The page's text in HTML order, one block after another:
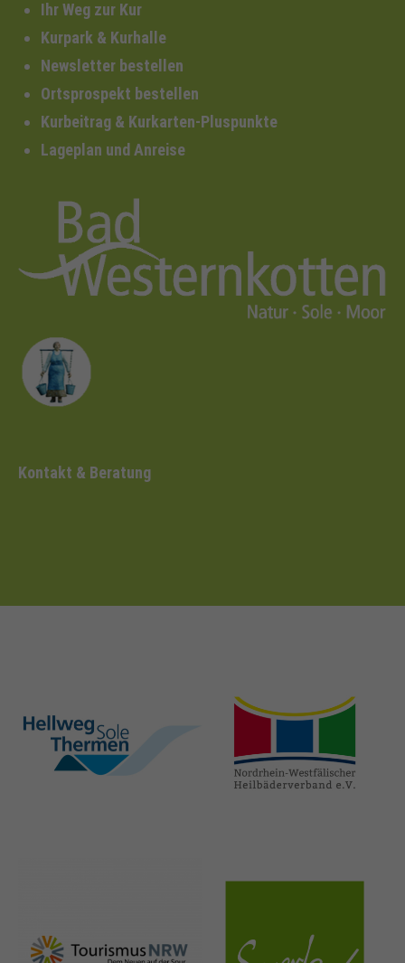
Ihr Weg zur Kur
Kurpark & Kurhalle
Newsletter bestellen
Ortsprospekt bestellen
Kurbeitrag & Kurkarten-Pluspunkte
Lageplan und Anreise
Kontakt & Beratung
hellweg-sole-
thermen.de
heilbaeder.de
nrw-
sauerland.co